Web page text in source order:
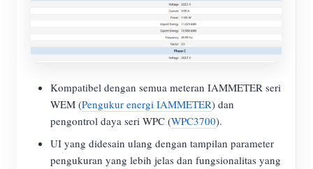
Kompatibel dengan semua meteran IAMMETER seri
WEM (Pengukur energi IAMMETER) dan
pengontrol daya seri WPC (WPC3700).
UI yang didesain ulang dengan tampilan parameter
pengukuran yang lebih jelas dan fungsionalitas yang